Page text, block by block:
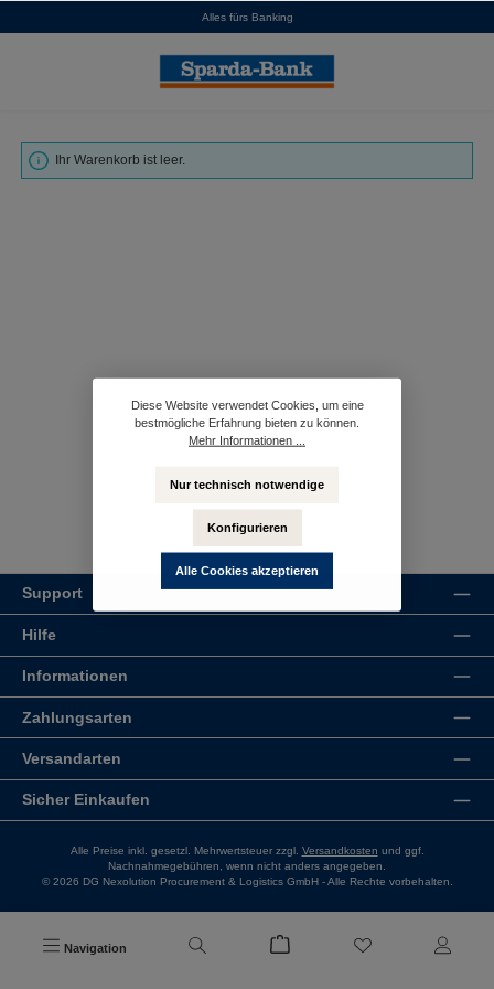
Alles fürs Banking
Navigation
Ihr Warenkorb ist leer.
Support
Hilfe
Informationen
Zahlungsarten
Versandarten
Sicher Einkaufen
Alle Preise inkl. gesetzl. Mehrwertsteuer zzgl. Versandkosten und ggf.
Nachnahmegebühren, wenn nicht anders angegeben.
© 2026 DG Nexolution Procurement & Logistics GmbH - Alle Rechte vorbehalten.
Diese Website verwendet Cookies, um eine
bestmögliche Erfahrung bieten zu können.
Mehr Informationen ...
Nur technisch notwendige
Konfigurieren
Alle Cookies akzeptieren